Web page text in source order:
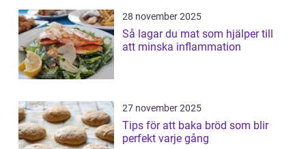
28 november 2025
Så lagar du mat som hjälper till
att minska inflammation
27 november 2025
Tips för att baka bröd som blir
perfekt varje gång